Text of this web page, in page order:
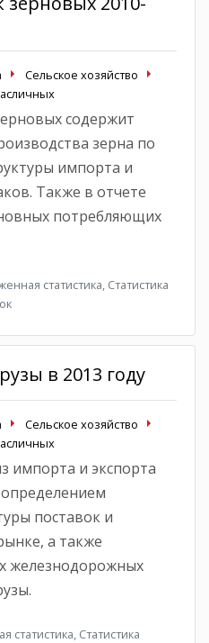
Сельское хозяйство
содержит
зерна по
импорта и
Также в отчете
потребляющих
статистика, Статистика
в 2013 году
Сельское хозяйство
импорта и экспорта
определением
поставок и
а также
железнодорожных
статистика, Статистика